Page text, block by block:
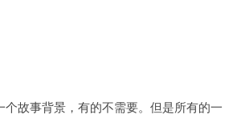
个故事背景，有的不需要。但是所有的一